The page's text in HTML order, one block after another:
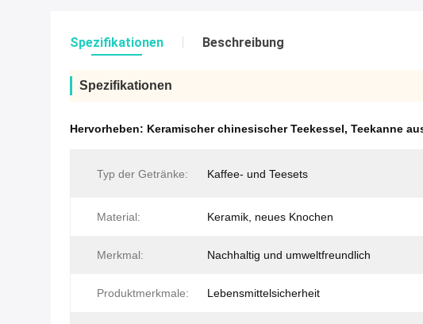
Spezifikationen Beschreibung
Spezifikationen
Hervorheben: Keramischer chinesischer Teekessel, Teekanne
Typ der Getränke: Kaffee- und Teesets
Material: Keramik, neues Knochen
Merkmal: Nachhaltig und umweltfreundlich
Produktmerkmale: Lebensmittelsicherheit